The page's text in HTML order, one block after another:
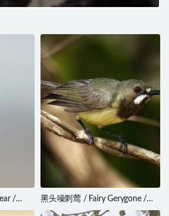
/
黑头噪刺莺 / Fairy Gerygone /
Gerygone palpebrosa